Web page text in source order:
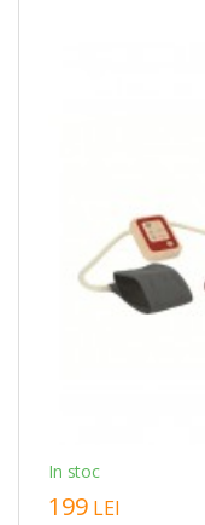
In stoc
199 LEI